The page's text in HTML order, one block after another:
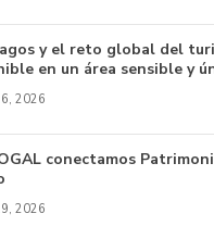
y el reto global del
en un área sensible y
2026
conectamos
2026